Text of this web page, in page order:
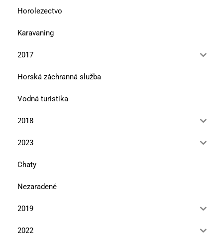
Horolezectvo
Karavaning
2017
Horská záchranná služba
Vodná turistika
2018
2023
Chaty
Nezaradené
2019
2022